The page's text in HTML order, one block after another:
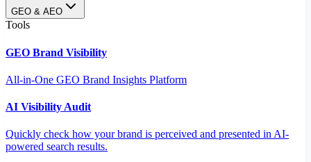
GEO & AEO
Tools
GEO Brand Visibility
All-in-One GEO Brand Insights Platform
AI Visibility Audit
Quickly check how your brand is perceived and presented in AI-
powered search results.